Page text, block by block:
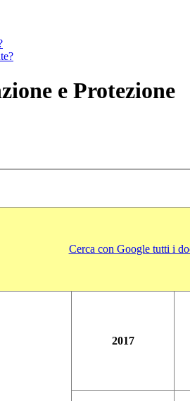
e Protezione
Cerca con Google tutti i
2017